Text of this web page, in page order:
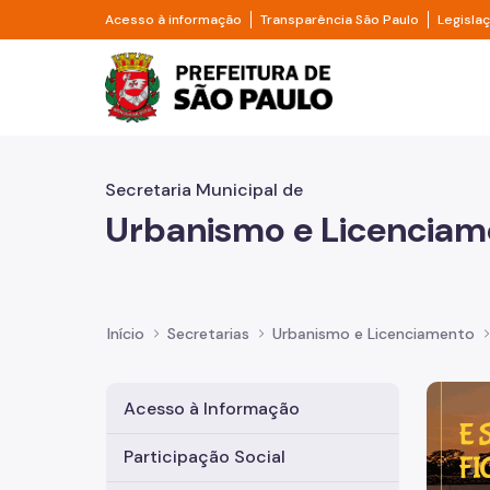
Pular para o Conteúdo principal
Acesso à informação Divisor de acesso à informação
Transparência São Paulo Divisor
Prefeitura de São
Secretaria Municipal de
Urbanismo e
Início Secretarias Urbanismo e Licenciamento
Acesso à Informação
Participação Social